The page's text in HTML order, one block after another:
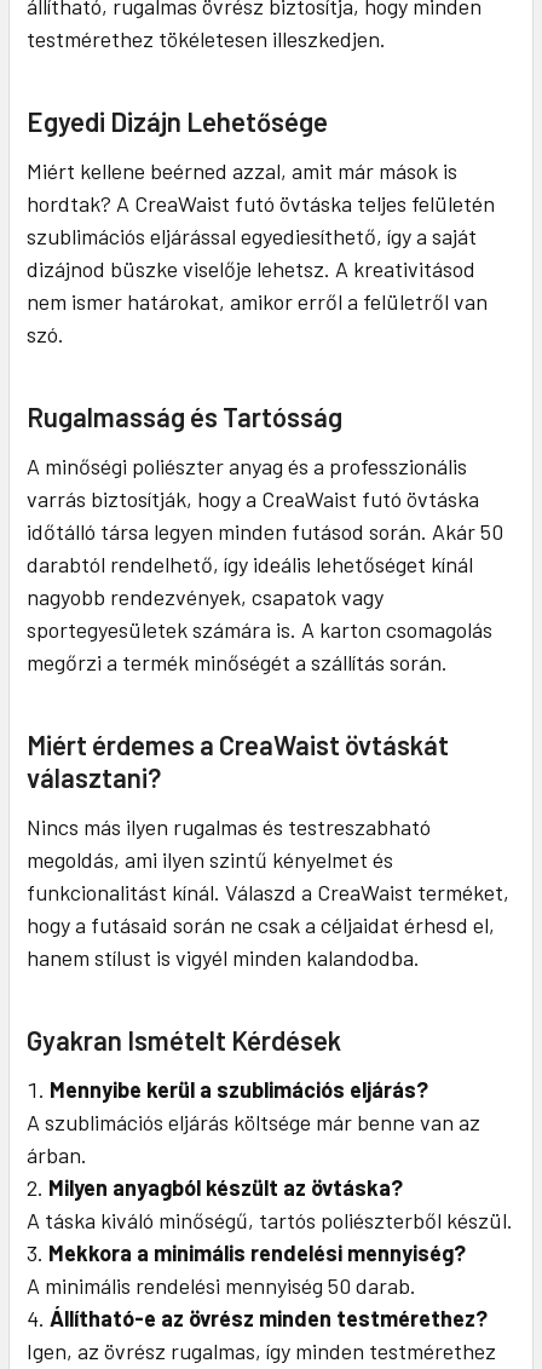
állítható, rugalmas övrész biztosítja, hogy minden
testmérethez tökéletesen illeszkedjen.
Egyedi Dizájn Lehetősége
Miért kellene beérned azzal, amit már mások is
hordtak? A CreaWaist futó övtáska teljes felületén
szublimációs eljárással egyediesíthető, így a saját
dizájnod büszke viselője lehetsz. A kreativitásod
nem ismer határokat, amikor erről a felületről van
szó.
Rugalmasság és Tartósság
A minőségi poliészter anyag és a professzionális
varrás biztosítják, hogy a CreaWaist futó övtáska
időtálló társa legyen minden futásod során. Akár 50
darabtól rendelhető, így ideális lehetőséget kínál
nagyobb rendezvények, csapatok vagy
sportegyesületek számára is. A karton csomagolás
megőrzi a termék minőségét a szállítás során.
Miért érdemes a CreaWaist övtáskát
választani?
Nincs más ilyen rugalmas és testreszabható
megoldás, ami ilyen szintű kényelmet és
funkcionalitást kínál. Válaszd a CreaWaist terméket,
hogy a futásaid során ne csak a céljaidat érhesd el,
hanem stílust is vigyél minden kalandodba.
Gyakran Ismételt Kérdések
Mennyibe kerül a szublimációs eljárás?
A szublimációs eljárás költsége már benne van az
árban.
Milyen anyagból készült az övtáska?
A táska kiváló minőségű, tartós poliészterből készül.
Mekkora a minimális rendelési mennyiség?
A minimális rendelési mennyiség 50 darab.
Állítható-e az övrész minden testmérethez?
Igen, az övrész rugalmas, így minden testmérethez